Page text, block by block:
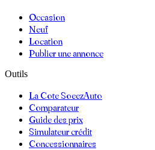
Occasion
Neuf
Location
Publier une annonce
Outils
La Cote SoeezAuto
Comparateur
Guide des prix
Simulateur crédit
Concessionnaires